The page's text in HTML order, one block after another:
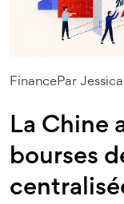
FinancePar
La Chine
bourses